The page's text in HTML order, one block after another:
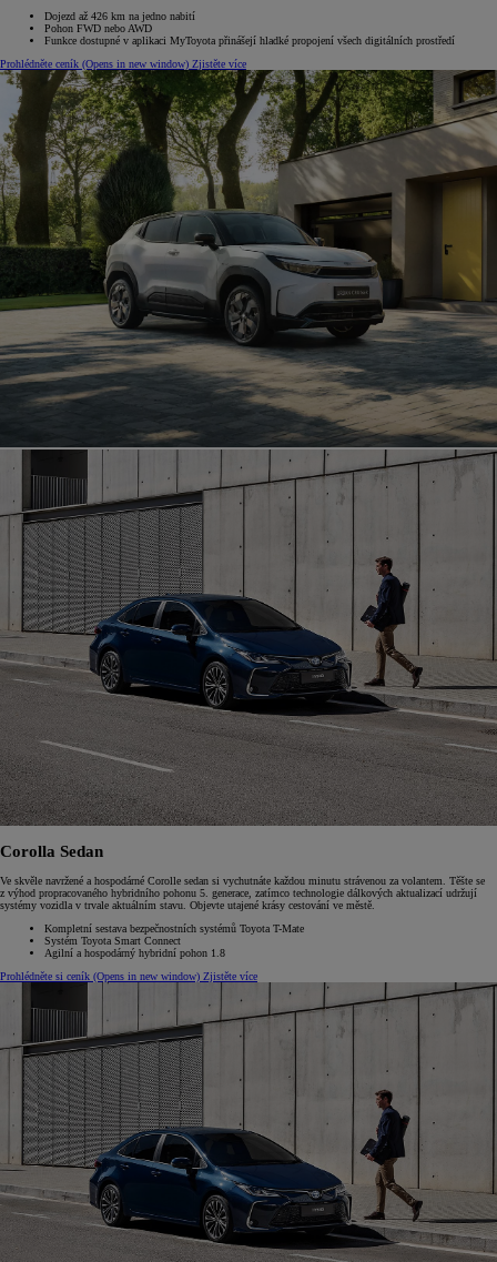
Dojezd až 426 km na jedno nabití
Pohon FWD nebo AWD
Funkce dostupné v aplikaci MyToyota přinášejí hladké propojení všech digitálních prostředí
Prohlédněte ceník (Opens in new window) Zjistěte více
Corolla Sedan
Ve skvěle navržené a hospodárné Corolle sedan si vychutnáte každou minutu strávenou za volantem. Těšte se
z výhod propracovaného hybridního pohonu 5. generace, zatímco technologie dálkových aktualizací udržují
systémy vozidla v trvale aktuálním stavu. Objevte utajené krásy cestování ve městě.
Kompletní sestava bezpečnostních systémů Toyota T-Mate
Systém Toyota Smart Connect
Agilní a hospodárný hybridní pohon 1.8
Prohlédněte si ceník (Opens in new window) Zjistěte více